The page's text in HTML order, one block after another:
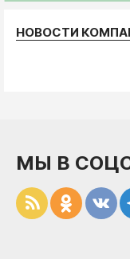
НОВОСТИ
МЫ В